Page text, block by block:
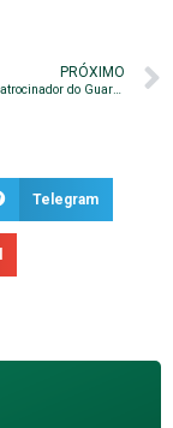
PRÓXIMO
vBank é o novo patrocinador do Guarani
Telegram